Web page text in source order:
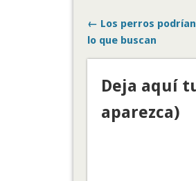
← Los perros
lo que buscan
Deja aquí
aparezca)